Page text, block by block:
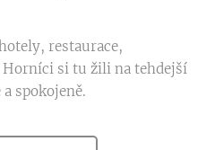
restaurace,
Horníci si tu žili na tehdejší
spokojeně.